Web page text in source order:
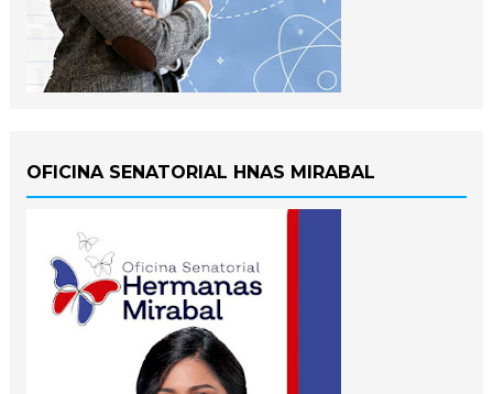
OFICINA SENATORIAL HNAS MIRABAL